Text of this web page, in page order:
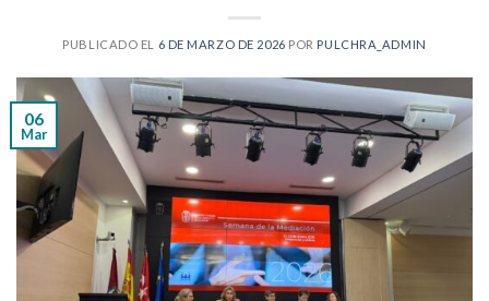
PUBLICADO EL 6 DE MARZO DE 2026 POR PULCHRA_ADMIN
06
Mar